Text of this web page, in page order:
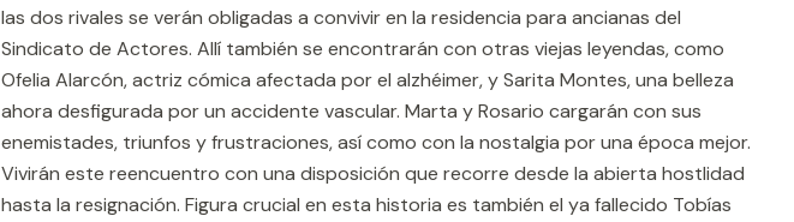
las dos rivales se verán obligadas a convivir en la residencia para ancianas del
Sindicato de Actores. Allí también se encontrarán con otras viejas leyendas, como
Ofelia Alarcón, actriz cómica afectada por el alzhéimer, y Sarita Montes, una belleza
ahora desfigurada por un accidente vascular. Marta y Rosario cargarán con sus
enemistades, triunfos y frustraciones, así como con la nostalgia por una época mejor.
Vivirán este reencuentro con una disposición que recorre desde la abierta hostlidad
hasta la resignación. Figura crucial en esta historia es también el ya fallecido Tobías